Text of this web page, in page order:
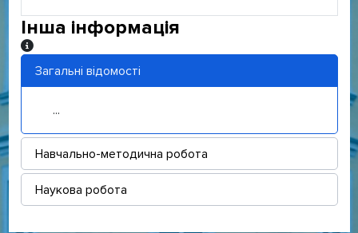
Інша інформація
Інша інформація
Загальні відомості
...
Навчально-методична робота
Наукова робота